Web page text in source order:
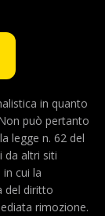
in quanto
può pertanto
legge n. 62 del
da altri siti
cui la
del diritto
rimozione.